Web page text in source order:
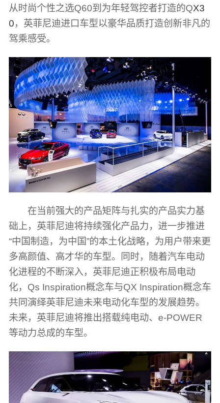
从时尚个性之选Q60到为年轻驾控者打造的QX3
0，英菲尼迪进口车型以豪华品质打造创新非凡的
驾乘感受。
在当前强大的产品矩阵与扎实的产品实力基
础上，英菲尼迪将持续强化产品力，进一步推进
“中国制造，为中国”的本土化战略，为用户带来更
多高颜值、高才华的车型。同时，随着汽车电动
化进程的不断深入，英菲尼迪正积极布局电动
化，Qs Inspiration概念车与QX Inspiration概念车
共同演绎英菲尼迪未来电动化车型的发展趋势。
未来，英菲尼迪将推出搭载纯电动、e-POWER
等动力总成的车型。